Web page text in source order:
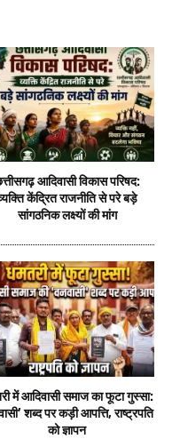
आदिवासी विकास परिषद:
केंद्रित राजनीति से परे बड़े
सांगठनिक लक्ष्यों की मांग
में आदिवासी समाज का फूटा गुस्सा:
शब्द पर कड़ी आपत्ति, राष्ट्रपति
को ज्ञापन